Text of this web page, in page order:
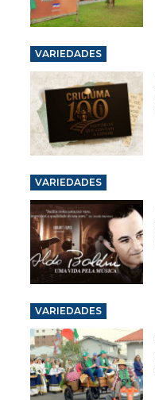
VARIEDADES
VARIEDADES
VARIEDADES